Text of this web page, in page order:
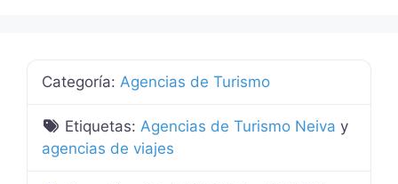
Categoría: Agencias de Turismo
Etiquetas: Agencias de Turismo Neiva y
agencias de viajes